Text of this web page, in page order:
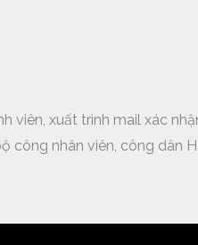
viên, xuất trình mail xác
công nhân viên, công dân